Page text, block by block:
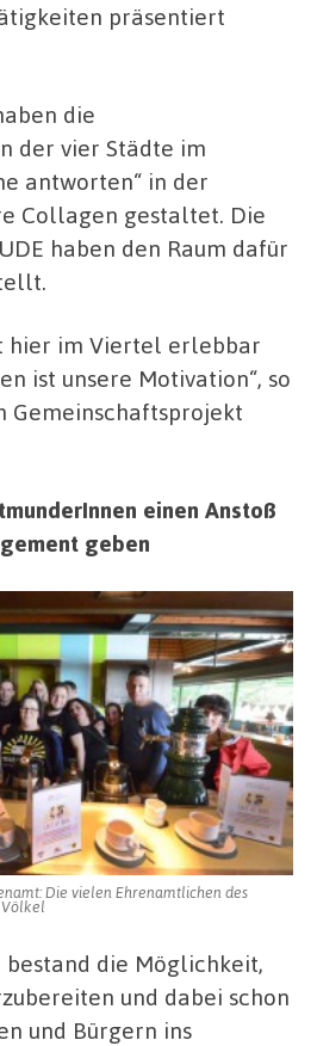
präsentiert
die
der vier Städte im
antworten“ in der
Collagen gestaltet. Die
haben den Raum dafür
hier im Viertel erlebbar
ist unsere Motivation“, so
Gemeinschaftsprojekt
einen Anstoß
geben
Die vielen Ehrenamtlichen des
Völkel
die Möglichkeit,
und dabei schon
und Bürgern ins